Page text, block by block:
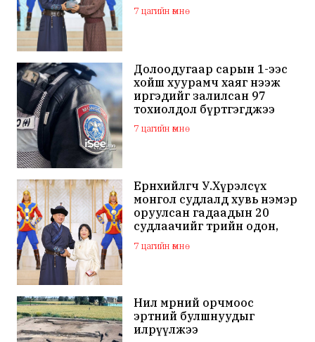
7 цагийн өмнө
Долоодугаар сарын 1-ээс
хойш хуурамч хаяг нээж
иргэдийг залилсан 97
тохиолдол бүртгэгджээ
7 цагийн өмнө
Ерөнхийлөгч У.Хүрэлсүх
монгол судлалд хувь нэмэр
оруулсан гадаадын 20
судлаачийг төрийн одон,
медалиар шагналаа
7 цагийн өмнө
Нил мөрний орчмоос
эртний булшнуудыг
илрүүлжээ